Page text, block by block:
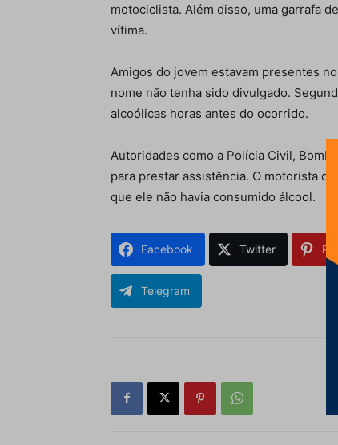
motociclista. Além disso, uma garrafa
vítima.
Amigos do jovem estavam presentes
nome não tenha sido divulgado.
alcoólicas horas antes do ocorrido.
Autoridades como a Polícia Civil,
para prestar assistência. O motorista
que ele não havia consumido álcool.
Facebook Twitter
Telegram